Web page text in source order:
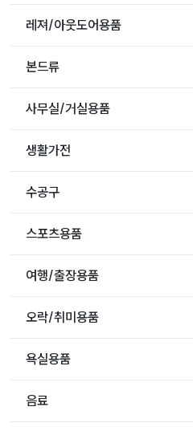
레져/아웃도어용품
본드류
사무실/거실용품
생활가전
수공구
스포츠용품
여행/출장용품
오락/취미용품
욕실용품
음료